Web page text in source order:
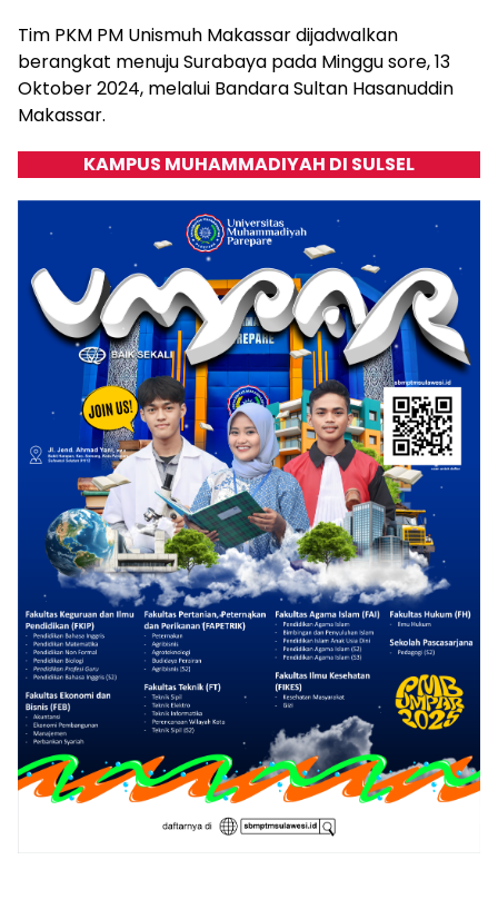
Tim PKM PM Unismuh Makassar dijadwalkan
berangkat menuju Surabaya pada Minggu sore, 13
Oktober 2024, melalui Bandara Sultan Hasanuddin
Makassar.
KAMPUS MUHAMMADIYAH DI SULSEL